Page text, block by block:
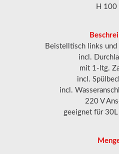
H 100
Beistelltisch links und
incl.
mit 1-ltg.
incl.
incl.
220 V
geeignet für